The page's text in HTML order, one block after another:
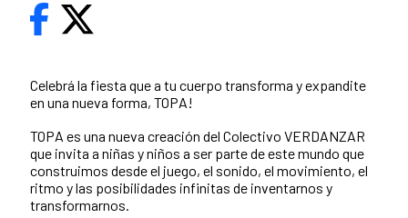
Celebrá la fiesta que a tu cuerpo transforma y expandite
en una nueva forma, TOPA!
TOPA es una nueva creación del Colectivo VERDANZAR
que invita a niñas y niños a ser parte de este mundo que
construimos desde el juego, el sonido, el movimiento, el
ritmo y las posibilidades infinitas de inventarnos y
transformarnos.